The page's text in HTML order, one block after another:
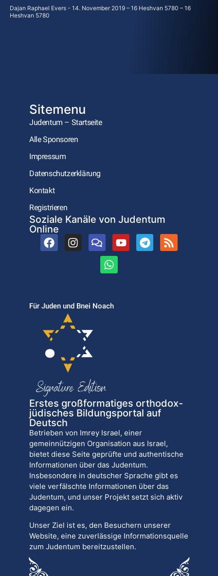
Dajan Raphael Evers
14. November 2019 – 16 Heshvan 5780 – 16
Heshvan 5780
Sitemenu
Judentum – Startseite
Alle Sponsoren
Impressum
Datenschutzerklärung
Kontakt
Registrieren
Soziale Kanäle von Judentum
Online
Für Juden und Bnei Noach
Erstes großformatiges orthodox-
jüdisches Bildungsportal auf
Deutsch
Betrieben von Imrey Israel, einer
gemeinnützigen Organisation aus Israel,
bietet diese Seite geprüfte und authentische
Informationen über das Judentum.
Insbesondere in deutscher Sprache gibt es
viele verfälschte Informationen über das
Judentum, und unser Projekt setzt sich aktiv
dagegen ein.
Unser Ziel ist es, den Besuchern unserer
Website, eine zuverlässige Informationsquelle
zum Judentum bereitzustellen.